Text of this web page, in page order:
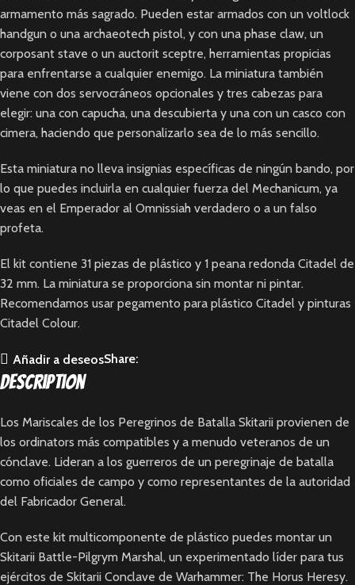
armamento más sagrado. Pueden estar armados con un voltlock
handgun o una archaeotech pistol, y con una phase claw, un
corposant stave o un auctorit sceptre, herramientas propicias
para enfrentarse a cualquier enemigo. La miniatura también
viene con dos servocráneos opcionales y tres cabezas para
elegir: una con capucha, una descubierta y una con un casco con
cimera, haciendo que personalizarlo sea de lo más sencillo.
Esta miniatura no lleva insignias específicas de ningún bando, por
lo que puedes incluirla en cualquier fuerza del Mechanicum, ya
veas en el Emperador al Omnissiah verdadero o a un falso
profeta.
El kit contiene 31 piezas de plástico y 1 peana redonda Citadel de
32 mm. La miniatura se proporciona sin montar ni pintar.
Recomendamos usar pegamento para plástico Citadel y pinturas
Citadel Colour.
Añadir a deseosShare:
Description
Los Mariscales de los Peregrinos de Batalla Skitarii provienen de
los ordinators más compatibles y a menudo veteranos de un
cónclave. Lideran a los guerreros de un peregrinaje de batalla
como oficiales de campo y como representantes de la autoridad
del Fabricador General.
Con este kit multicomponente de plástico puedes montar un
Skitarii Battle-Pilgrym Marshal, un experimentado líder para tus
ejércitos de Skitarii Conclave de Warhammer: The Horus Heresy.